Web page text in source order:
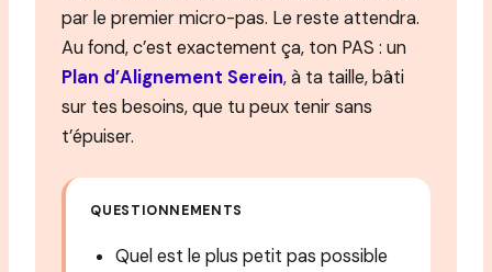
par le premier micro-pas. Le reste attendra.
Au fond, c’est exactement ça, ton PAS : un
Plan d’Alignement Serein, à ta taille, bâti
sur tes besoins, que tu peux tenir sans
t’épuiser.
QUESTIONNEMENTS
Quel est le plus petit pas possible